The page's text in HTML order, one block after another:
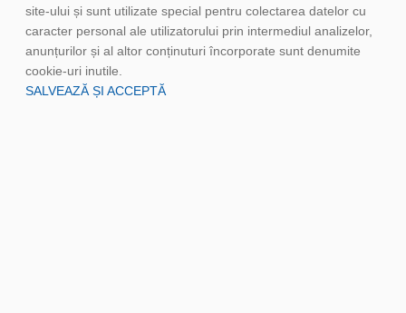
site-ului și sunt utilizate special pentru colectarea datelor cu
caracter personal ale utilizatorului prin intermediul analizelor,
anunțurilor și al altor conținuturi încorporate sunt denumite
cookie-uri inutile.
SALVEAZĂ ȘI ACCEPTĂ